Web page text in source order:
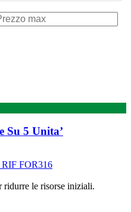
Su 5 Unita’
RIF FOR316
ridurre le risorse iniziali.